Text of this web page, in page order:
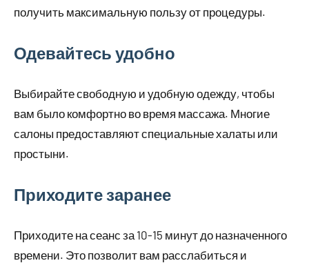
получить максимальную пользу от процедуры.
Одевайтесь удобно
Выбирайте свободную и удобную одежду, чтобы
вам было комфортно во время массажа. Многие
салоны предоставляют специальные халаты или
простыни.
Приходите заранее
Приходите на сеанс за 10-15 минут до назначенного
времени. Это позволит вам расслабиться и